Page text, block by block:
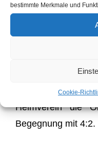
bestimmte Merkmale und
Cookie-
Schellert und Lisa
Sätzen verloren.
ist, konnte sich in
behaupten. Am
Heimverein die
Begegnung mit 4:2.